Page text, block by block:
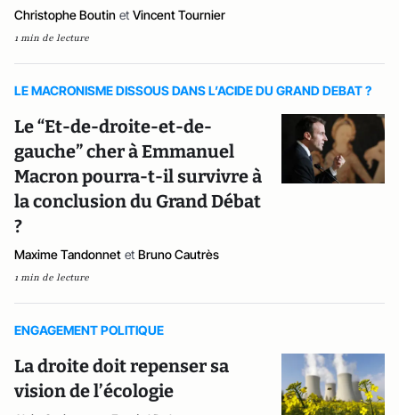
Christophe Boutin et Vincent Tournier
1 min de lecture
LE MACRONISME DISSOUS DANS L’ACIDE DU GRAND DEBAT ?
Le “Et-de-droite-et-de-
gauche” cher à Emmanuel
Macron pourra-t-il survivre à
la conclusion du Grand Débat
?
Maxime Tandonnet et Bruno Cautrès
1 min de lecture
ENGAGEMENT POLITIQUE
La droite doit repenser sa
vision de l’écologie